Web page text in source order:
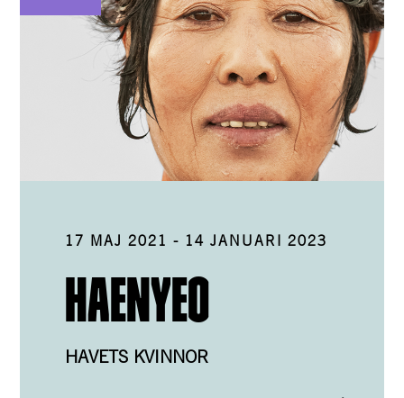
17 MAJ 2021 - 14 JANUARI 2023
HAENYEO
HAVETS KVINNOR